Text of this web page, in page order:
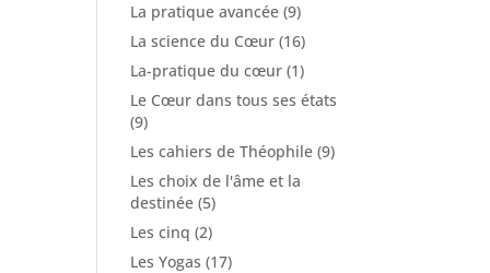
La pratique avancée (9)
La science du Cœur (16)
La-pratique du cœur (1)
Le Cœur dans tous ses états
(9)
Les cahiers de Théophile (9)
Les choix de l'âme et la
destinée (5)
Les cinq (2)
Les Yogas (17)